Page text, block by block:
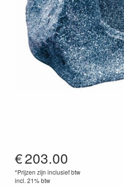
€203.00
*Prijzen zijn inclusief btw
incl. 21% btw